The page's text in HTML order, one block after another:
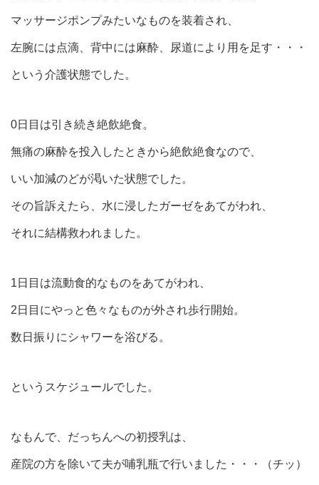
マッサージポンプみたいなものを装着され、
左腕には点滴、背中には麻酔、尿道により用を足す・・・
という介護状態でした。
0日目は引き続き絶飲絶食。
無痛の麻酔を投入したときから絶飲絶食なので、
いい加減のどが渇いた状態でした。
その旨訴えたら、水に浸したガーゼをあてがわれ、
それに結構救われました。
1日目は流動食的なものをあてがわれ、
2日目にやっと色々なものが外され歩行開始。
数日振りにシャワーを浴びる。
というスケジュールでした。
なもんで、だっちんへの初授乳は、
産院の方を除いて夫が哺乳瓶で行いました・・・（チッ）